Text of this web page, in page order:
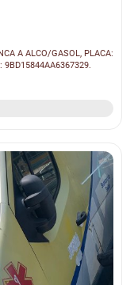
A ALCO/GASOL, PLACA:
9BD15844AA6367329.